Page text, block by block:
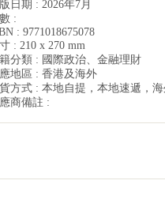
日期 : 2026年7月
:
: 9771018675078
: 210 x 270 mm
分類 : 國際政治、金融理財
地區 : 香港及海外
方式 : 本地自提，本地速遞，
商備註 :